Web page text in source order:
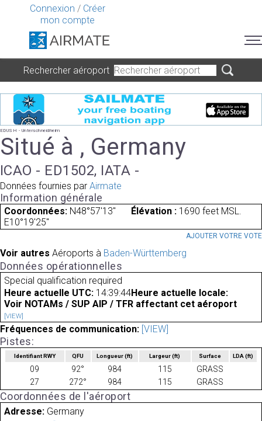
Connexion / Créer
mon compte
Rechercher aéroport
EDUSH - Unterschneidheim
Situé à , Germany
ICAO - ED1502, IATA -
Données fournies par Airmate
Information générale
Coordonnées: N48°57'13"
E10°19'25"
Élévation : 1690 feet MSL.
AJOUTER VOTRE VOTE
Voir autres Aéroports à Baden-Württemberg
Données opérationnelles
Special qualification required
Heure actuelle UTC: 14:39:44Heure actuelle locale:
Voir NOTAMs / SUP AIP / TFR affectant cet aéroport
[VIEW]
Fréquences de communication: [VIEW]
Pistes:
Identifiant RWY QFU Longueur(ft) Largeur(ft) Surface LDA(ft)
09 92° 984 115
GRASS
27
272° 984 115 GRASS
Coordonnées de l'aéroport
Adresse: Germany